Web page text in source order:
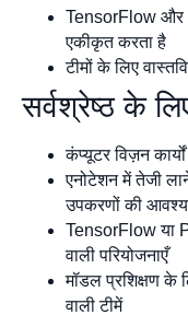
TensorFlow और
एकीकृत करता है
टीमों के लिए
सर्वश्रेष्ठ के
कंप्यूटर विज़न
एनोटेशन में तेजी
उपकरणों की
TensorFlow या
वाली परियोजनाएँ
मॉडल प्रशिक्षण के
वाली टीमें